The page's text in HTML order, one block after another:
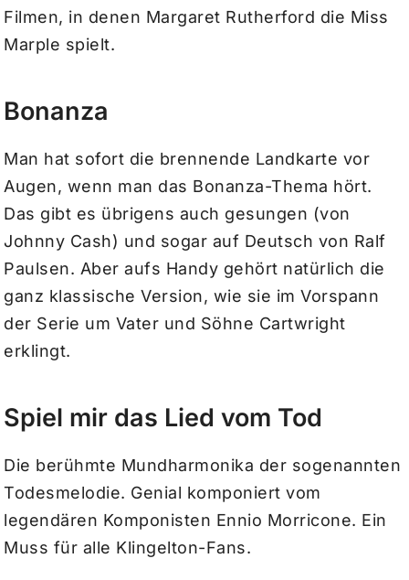
Filmen, in denen Margaret Rutherford die Miss
Marple spielt.
Bonanza
Man hat sofort die brennende Landkarte vor
Augen, wenn man das Bonanza-Thema hört.
Das gibt es übrigens auch gesungen (von
Johnny Cash) und sogar auf Deutsch von Ralf
Paulsen. Aber aufs Handy gehört natürlich die
ganz klassische Version, wie sie im Vorspann
der Serie um Vater und Söhne Cartwright
erklingt.
Spiel mir das Lied vom Tod
Die berühmte Mundharmonika der sogenannten
‎Todesmelodie. Genial komponiert vom
legendären Komponisten ‎Ennio Morricone. Ein
Muss für alle Klingelton-Fans.